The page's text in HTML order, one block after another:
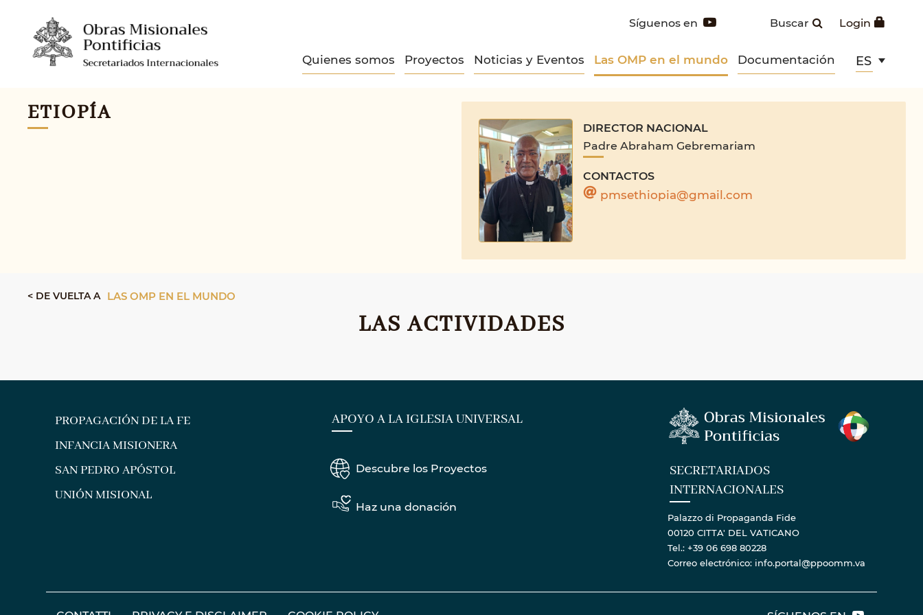
Login
Buscar
Síguenos en
Quienes somos Proyectos Noticias y Eventos Las OMP en el mundo Documentación ES
ETIOPÍA
DIRECTOR NACIONAL
Padre Abraham Gebremariam
CONTACTOS
pmsethiopia@gmail.com
< DE VUELTA A LAS OMP EN EL MUNDO
LAS ACTIVIDADES
PROPAGACIÓN DE LA FE
INFANCIA MISIONERA
SAN PEDRO APÓSTOL
UNIÓN MISIONAL
APOYO A LA IGLESIA UNIVERSAL
Descubre los Proyectos
Haz una donación
SECRETARIADOS
INTERNACIONALES
Palazzo di Propaganda Fide
00120 CITTA' DEL VATICANO
Tel.: +39 06 698 80228
Correo electrónico: info.portal@ppoomm.va